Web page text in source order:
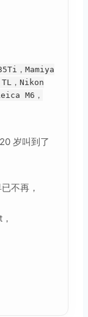
，Mamiya
，Nikon
M6，
岁叫到了
不再，